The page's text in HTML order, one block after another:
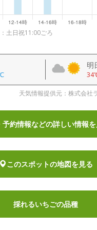
土日祝11:00ごろ
明
天気情報提供元：株式会社
予約情報などの詳しい情報
このスポットの地図を見る
採れるいちごの品種